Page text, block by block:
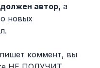
автор, а
новых
коммент, вы